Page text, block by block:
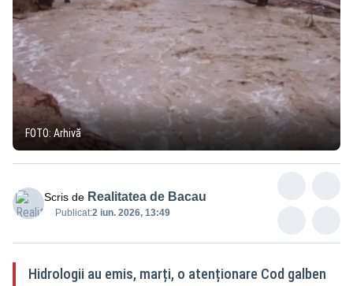
FOTO: Arhivă
Scris de Realitatea de Bacau
Publicat:2 iun. 2026, 13:49
Hidrologii au emis, marți, o atenționare Cod galben